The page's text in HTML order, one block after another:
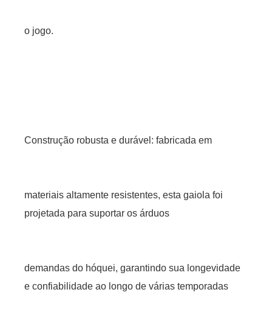
o jogo.
Construção robusta e durável: fabricada em
materiais altamente resistentes, esta gaiola foi
projetada para suportar os árduos
demandas do hóquei, garantindo sua longevidade
e confiabilidade ao longo de várias temporadas